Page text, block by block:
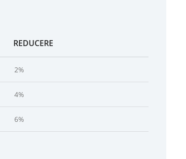
REDUCERE
2%
4%
6%